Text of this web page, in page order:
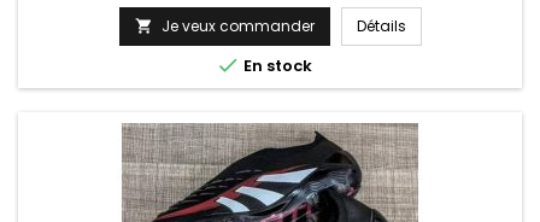
 Je veux commander Détails
 En stock